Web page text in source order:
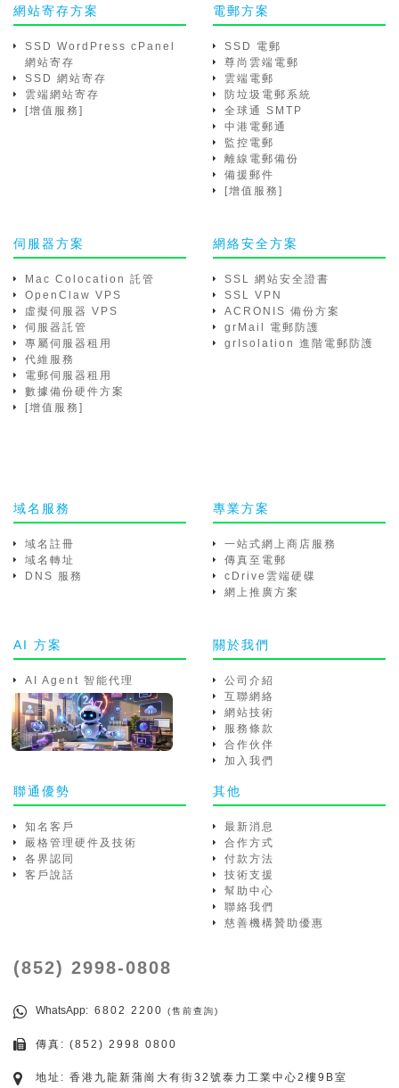
網站寄存方案
SSD WordPress cPanel
網站寄存
SSD 網站寄存
雲端網站寄存
[增值服務]
電郵方案
SSD 電郵
尊尚雲端電郵
雲端電郵
防垃圾電郵系統
全球通 SMTP
中港電郵通
監控電郵
離線電郵備份
備援郵件
[增值服務]
伺服器方案
Mac Colocation 託管
OpenClaw VPS
虛擬伺服器 VPS
伺服器託管
專屬伺服器租用
代維服務
電郵伺服器租用
數據備份硬件方案
[增值服務]
網絡安全方案
SSL 網站安全證書
SSL VPN
ACRONIS 備份方案
grMail 電郵防護
grIsolation 進階電郵防護
域名服務
域名註冊
域名轉址
DNS 服務
專業方案
一站式網上商店服務
傳真至電郵
cDrive雲端硬碟
網上推廣方案
AI 方案
AI Agent 智能代理
關於我們
公司介紹
互聯網絡
網站技術
服務條款
合作伙伴
加入我們
聯通優勢
知名客戶
嚴格管理硬件及技術
各界認同
客戶說話
其他
最新消息
合作方式
付款方法
技術支援
幫助中心
聯絡我們
慈善機構贊助優惠
(852) 2998-0808
WhatsApp: 6802 2200 (售前查詢)
傳真: (852) 2998 0800
地址: 香港九龍新蒲崗大有街32號泰力工業中心2樓9B室